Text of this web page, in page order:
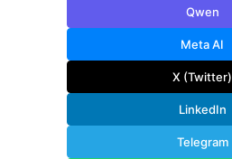
Qwen
Meta AI
X (Twitter)
LinkedIn
Telegram